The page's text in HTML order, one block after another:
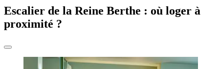
Escalier de la Reine Berthe : où loger à
proximité ?